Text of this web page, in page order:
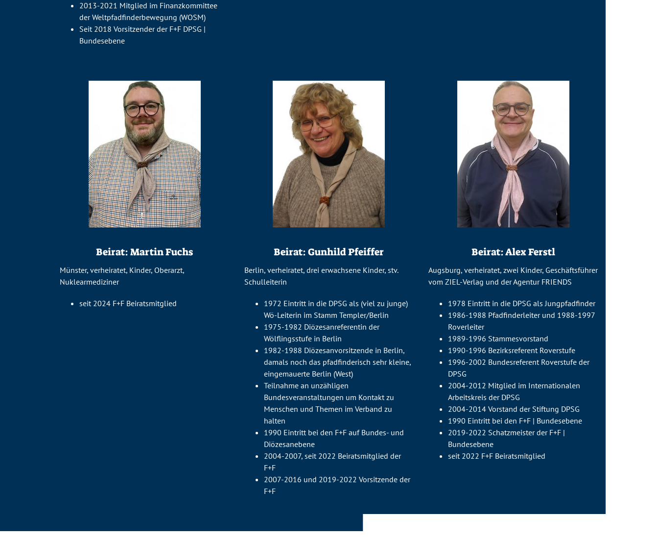
2013-2021 Mitglied im Finanzkommittee
der Weltpfadfinderbewegung (WOSM)
Seit 2018 Vorsitzender der F+F DPSG |
Bundesebene
Beirat: Martin Fuchs
Münster, verheiratet, Kinder, Oberarzt,
Nuklearmediziner
seit 2024 F+F Beiratsmitglied
Beirat: Gunhild Pfeiffer
Berlin, verheiratet, drei erwachsene Kinder, stv.
Schulleiterin
1972 Eintritt in die DPSG als (viel zu junge)
Wö-Leiterin im Stamm Templer/Berlin
1975-1982 Diözesanreferentin der
Wölflingsstufe in Berlin
1982-1988 Diözesanvorsitzende in Berlin,
damals noch das pfadfinderisch sehr kleine,
eingemauerte Berlin (West)
Teilnahme an unzähligen
Bundesveranstaltungen um Kontakt zu
Menschen und Themen im Verband zu
halten
1990 Eintritt bei den F+F auf Bundes- und
Diözesanebene
2004-2007, seit 2022 Beiratsmitglied der
F+F
2007-2016 und 2019-2022 Vorsitzende der
F+F
Beirat: Alex Ferstl
Augsburg, verheiratet, zwei Kinder, Geschäftsführer
vomZIEL-Verlag und der Agentur FRIENDS
1978 Eintritt in die DPSG als Jungpfadfinder
1986-1988 Pfadfinderleiter und 1988-1997
Roverleiter
1989-1996 Stammesvorstand
1990-1996 Bezirksreferent Roverstufe
1996-2002 Bundesreferent Roverstufe der
DPSG
2004-2012 Mitglied im Internationalen
Arbeitskreis der DPSG
2004-2014 Vorstand der Stiftung DPSG
1990 Eintritt bei den F+F | Bundesebene
2019-2022 Schatzmeister der F+F |
Bundesebene
seit 2022 F+F Beiratsmitglied